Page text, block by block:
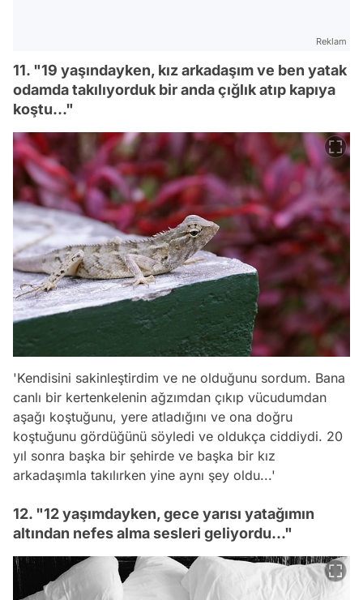
Reklam
11. "19 yaşındayken, kız arkadaşım ve ben yatak
odamda takılıyorduk bir anda çığlık atıp kapıya
koştu..."
'Kendisini sakinleştirdim ve ne olduğunu sordum. Bana
canlı bir kertenkelenin ağzımdan çıkıp vücudumdan
aşağı koştuğunu, yere atladığını ve ona doğru
koştuğunu gördüğünü söyledi ve oldukça ciddiydi. 20
yıl sonra başka bir şehirde ve başka bir kız
arkadaşımla takılırken yine aynı şey oldu...'
12. "12 yaşımdayken, gece yarısı yatağımın
altından nefes alma sesleri geliyordu..."